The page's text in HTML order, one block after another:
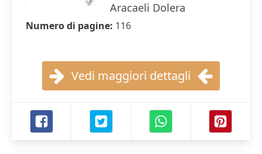
Aracaeli Dolera
Numero di pagine: 116
Vedi maggiori dettagli